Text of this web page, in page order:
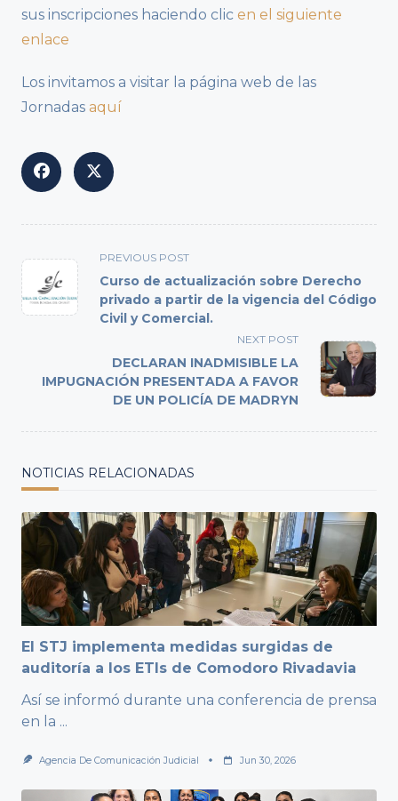
sus inscripciones haciendo clic en el siguiente
enlace
Los invitamos a visitar la página web de las
Jornadas aquí
<span
class="nav-
subtitle
screen-
text">Page</span>
PREVIOUS POST
Curso de actualización sobre Derecho
privado a partir de la vigencia del Código
Civil y Comercial.
NEXT POST
DECLARAN INADMISIBLE LA
IMPUGNACIÓN PRESENTADA A FAVOR
DE UN POLICÍA DE MADRYN
NOTICIAS RELACIONADAS
El STJ implementa medidas surgidas de
auditoría a los ETIs de Comodoro Rivadavia
Así se informó durante una conferencia de prensa
en la ...
Agencia De Comunicación Judicial Jun 30, 2026